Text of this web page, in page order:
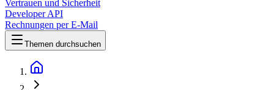
Vertrauen und Sicherheit
Developer API
Rechnungen per E-Mail
Themen durchsuchen